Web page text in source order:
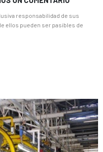
responsabilidad de sus
ellos pueden ser pasibles de